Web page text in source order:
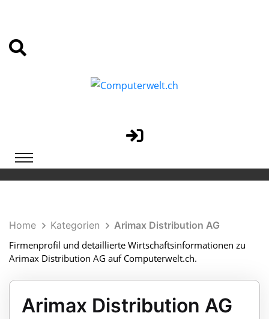
Home Kategorien
Arimax Distribution AG
Firmenprofil und detaillierte Wirtschaftsinformationen zu
Arimax Distribution AG auf Computerwelt.ch.
Arimax Distribution AG